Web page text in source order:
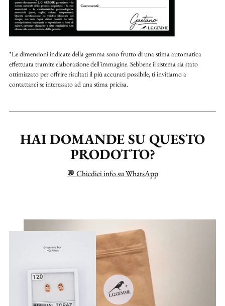
*Le dimensioni indicate della gemma sono frutto di una stima automatica
effettuata tramite elaborazione dell'immagine. Sebbene il sistema sia stato
ottimizzato per offrire risultati il più accurati possibile, ti invitiamo a
contattarci se interessato ad una stima pricisa.
HAI DOMANDE SU QUESTO
PRODOTTO?
💬 Chiedici info su WhatsApp